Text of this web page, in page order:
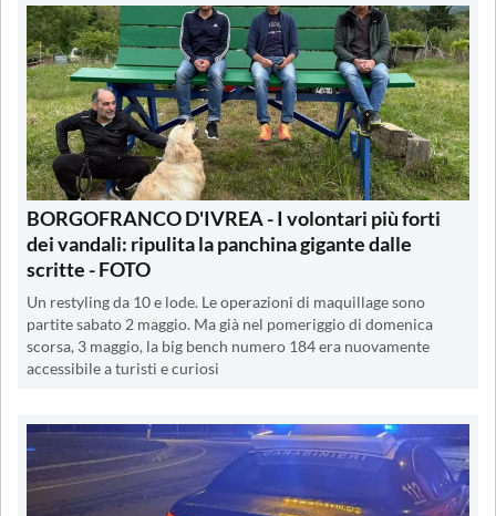
BORGOFRANCO D'IVREA - I volontari più forti
dei vandali: ripulita la panchina gigante dalle
scritte - FOTO
Un restyling da 10 e lode. Le operazioni di maquillage sono
partite sabato 2 maggio. Ma già nel pomeriggio di domenica
scorsa, 3 maggio, la big bench numero 184 era nuovamente
accessibile a turisti e curiosi